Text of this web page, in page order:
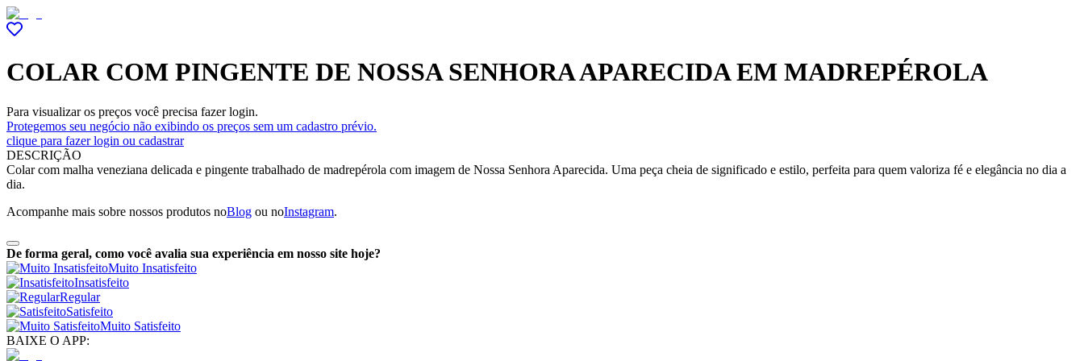
COLAR COM PINGENTE DE NOSSA SENHORA APARECIDA EM MADREPÉROLA
Para visualizar os preços você precisa fazer login.
Protegemos seu negócio não exibindo os preços sem um cadastro prévio.
clique para fazer login ou cadastrar
DESCRIÇÃO
Colar com malha veneziana delicada e pingente trabalhado de madrepérola com imagem de Nossa Senhora Aparecida. Uma peça cheia de significado e estilo, perfeita para quem valoriza fé e elegância no dia a
dia.
Acompanhe mais sobre nossos produtos noBlog ou noInstagram.
De forma geral, como você avalia sua experiência em nosso site hoje?
Muito Insatisfeito
Insatisfeito
Regular
Satisfeito
Muito Satisfeito
BAIXE O APP: